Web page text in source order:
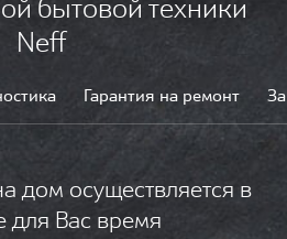
бытовой техники
Neff
Гарантия на ремонт
дом осуществляется в
для Вас время